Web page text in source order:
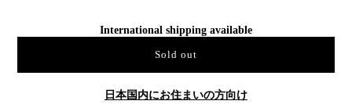
International shipping available